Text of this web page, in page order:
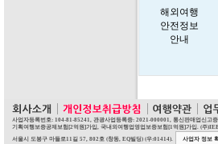
해외여행
안전정보
안내
사업자등록번호: 104-81-85241, 관광사업등록증: 2021-000001, 통신판매업신고
기획여행보증공제보험[2억원]가입, 국내외여행업영업보증보험[1억원]가입. (주
서울시 도봉구 마들로11길 57, 802호 (창동, EQ빌딩) (우:01414).
사업자 정보